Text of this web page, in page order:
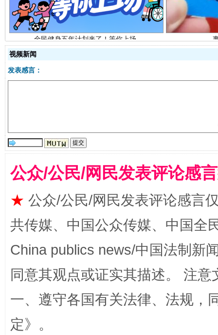
视频新闻
发表感言：
公众/公民/网民发表评论感
★ 公众/公民/网民发表评论感言
共传媒、中国公众传媒、中国全
China publics news/中国法制新
同意其观点或证实其描述。 注
一、遵守各国有关法律、法规，
定》。